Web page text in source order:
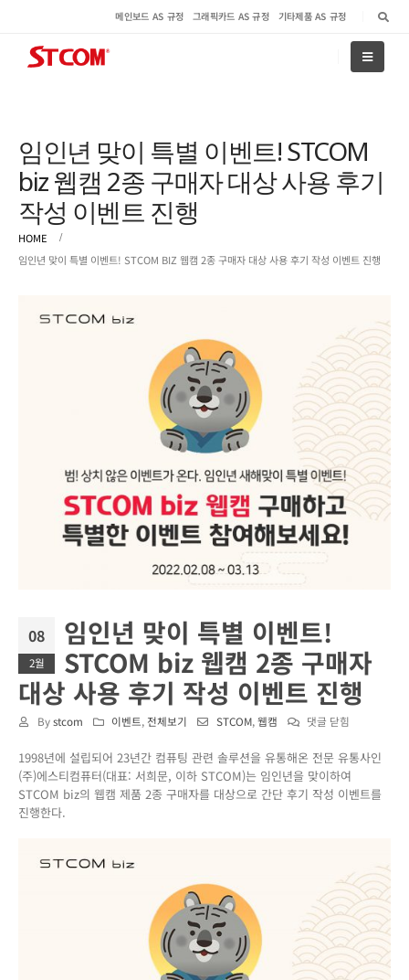
메인보드 AS 규정 그래픽카드 AS 규정 기타제품 AS 규정
임인년 맞이 특별 이벤트! STCOM
biz 웹캠 2종 구매자 대상 사용 후기
작성 이벤트 진행
HOME
임인년 맞이 특별 이벤트! STCOM BIZ 웹캠 2종 구매자 대상 사용 후기 작성 이벤트 진행
08
2월
임인년 맞이 특별 이벤트!
STCOM biz 웹캠 2종 구매자
대상 사용 후기 작성 이벤트 진행
Bystcom 이벤트, 전체보기 STCOM,웹캠
임
년
맞
이
STCOM
biz
웹
캠
2
댓글 닫힘
1998년에 설립되어 23년간 컴퓨팅 관련 솔루션을 유통해온 전문 유통사인
(주)에스티컴퓨터(대표: 서희문, 이하 STCOM)는 임인년을 맞이하여
STCOM biz의 웹캠 제품 2종 구매자를 대상으로 간단 후기 작성 이벤트를
진행한다.